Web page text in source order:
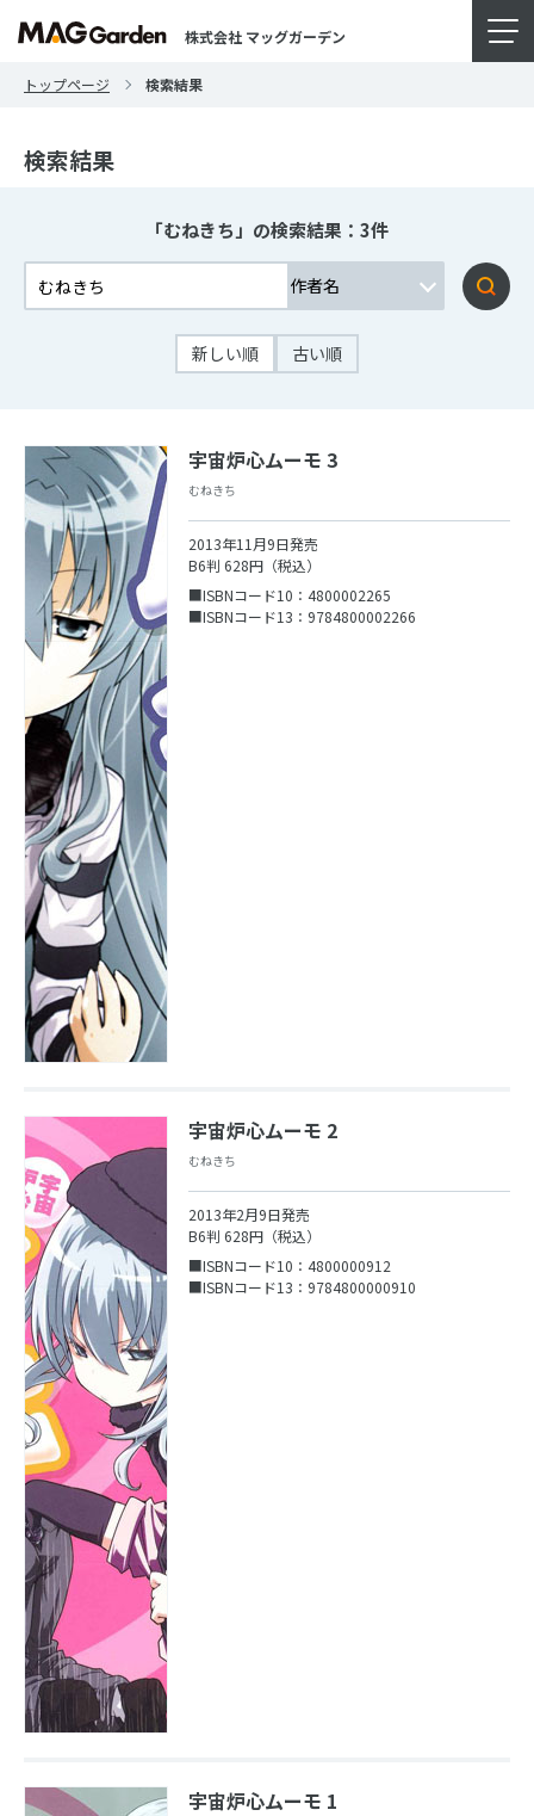
株式会社 マッグガーデン
トップページ 検索結果
検索結果
「むねきち」の検索結果：3件
新しい順 古い順
宇宙炉心ムーモ 3
むねきち
2013年11月9日発売
B6判 628円（税込）
■ISBNコード10：4800002265
■ISBNコード13：9784800002266
宇宙炉心ムーモ 2
むねきち
2013年2月9日発売
B6判 628円（税込）
■ISBNコード10：4800000912
■ISBNコード13：9784800000910
宇宙炉心ムーモ 1